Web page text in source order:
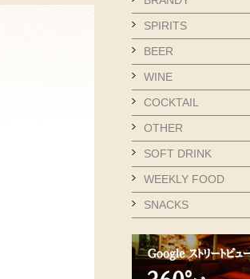
SPIRITS
BEER
WINE
COCKTAIL
OTHER
SOFT DRINK
WEEKLY FOOD
SNACKS